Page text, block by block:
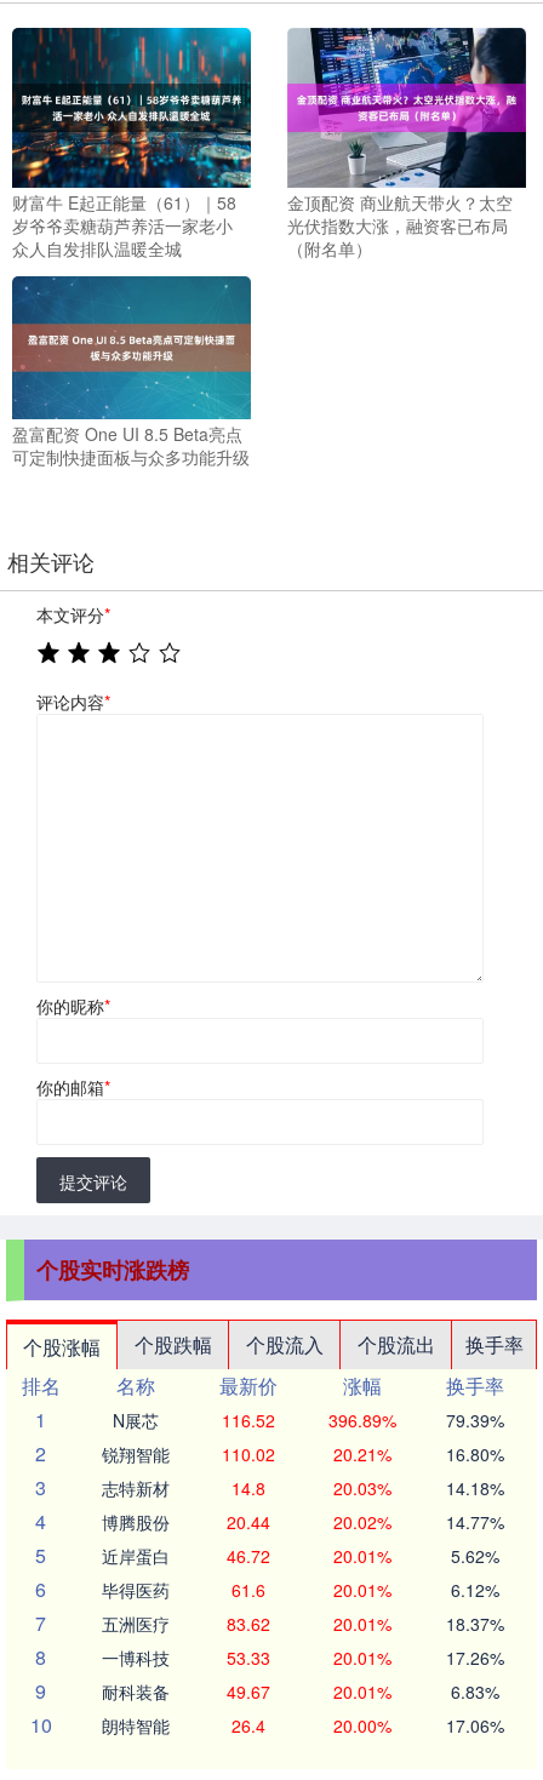
财富牛 E起正能量（61）｜58
岁爷爷卖糖葫芦养活一家老小
众人自发排队温暖全城
金顶配资 商业航天带火？太空
光伏指数大涨，融资客已布局
（附名单）
盈富配资 One UI 8.5 Beta亮点
可定制快捷面板与众多功能升级
相关评论
本文评分*
评论内容*
你的昵称*
你的邮箱*
提交评论
个股实时涨跌榜
个股涨幅 个股跌幅 个股流入 个股流出
换手率
排名
名称 最新价 涨幅
换手率
1
N展芯 116.52 396.89% 79.39%
2 锐翔智能 110.02 20.21% 16.80%
3 志特新材 14.8 20.03% 14.18%
4 博腾股份 20.44 20.02% 14.77%
5 近岸蛋白 46.72 20.01% 5.62%
6 毕得医药 61.6 20.01% 6.12%
7 五洲医疗 83.62 20.01% 18.37%
8 一博科技 53.33 20.01% 17.26%
9 耐科装备 49.67 20.01% 6.83%
10 朗特智能 26.4 20.00% 17.06%